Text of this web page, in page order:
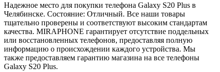
Надежное место для покупки телефона Galaxy S20 Plus в
Челябинске. Состояние: Отличный. Все наши товары
тщательно проверены и соответствуют высоким стандартам
качества. MIRAPHONE гарантирует отсутствие поддельных
или восстановленных телефонов, предоставляя полную
информацию о происхождении каждого устройства. Мы
также предоставляем гарантию магазина на все телефоны
Galaxy S20 Plus.